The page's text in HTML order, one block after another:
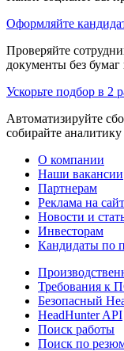
Оформляйте
Проверяйте
документы без
Ускорьте подбор в 2
Автоматизируйте
собирайте
О компании
Наши вакансии
Партнерам
Реклама на
Новости и
Инвесторам
Кандидаты по
Требования к
Безопасный
HeadHunter API
Поиск работы
Поиск по